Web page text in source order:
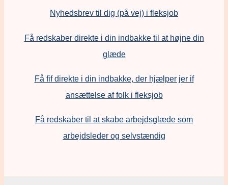
Nyhedsbrev til dig (på vej) i fleksjob
Få redskaber direkte i din indbakke til at højne din
glæde
Få fif direkte i din indbakke, der hjælper jer if
ansættelse af folk i fleksjob
Få redskaber til at skabe arbejdsglæde som
arbejdsleder og selvstændig